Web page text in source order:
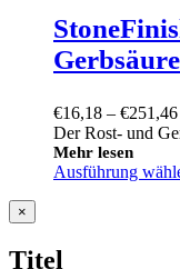
€16,18 – €251,46
Der Rost- und
Mehr lesen
Ausführung
Close
product
view
×
Titel